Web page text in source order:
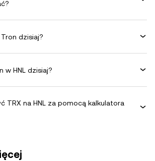
dzisiaj?
w HNL dzisiaj?
TRX na HNL za pomocą kalkulatora